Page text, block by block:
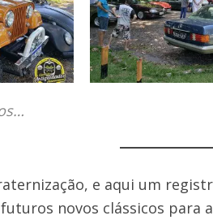
e aqui um
novos clássicos para